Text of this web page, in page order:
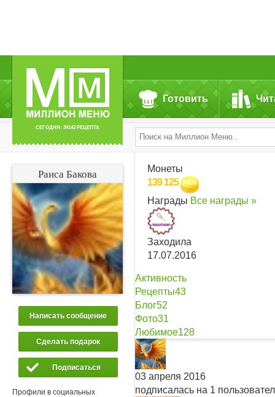
СЕГОДНЯ: 39142 РЕЦЕПТА
Готовить
Раиса Бакова
Написать сообщение
Сделать подарок
Подписаться
Профили в социальных
Монеты
139 125
Награды Все награды »
Заходила
17.07.2016
Активность
Рецепты43
Блог52
Фото31
Любимое128
03 апреля 2016
подписалась на 1